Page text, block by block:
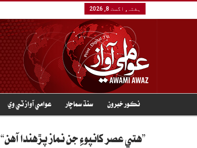
ہفتہ, اگست 8, 2026
نڪور خبرون سنڌ سماچار عوامي آواز ٽي وي
”هتي عصر کانپوءِ جن نماز پڙهندا آهن“